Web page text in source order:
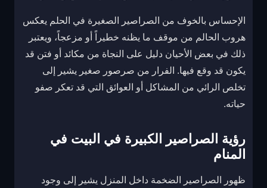
الإحساس بالخوف من الصراصير الصغيرة في الحلم يعكس
هروب الحالم من موقف ما يظنه خطيراً أو مزعجاً، ويعتبر
ذلك في بعض الأحيان دليل على النجاة من مكائد أو فتن قد
يكون قد وقع فيها. الفرار من صرصور صغير يشير إلى
تخلص الرائي من المشاكل أو العوائق التي قد تعكر صفو
حياته.
رؤية الصراصير الكبيرة في البيت في
المنام
ظهور الصراصير الضخمة داخل المنزل يشير إلى وجود